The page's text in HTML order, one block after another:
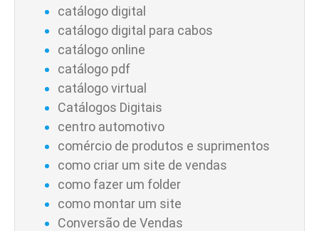
catálogo digital
catálogo digital para cabos
catálogo online
catálogo pdf
catálogo virtual
Catálogos Digitais
centro automotivo
comércio de produtos e suprimentos
como criar um site de vendas
como fazer um folder
como montar um site
Conversão de Vendas